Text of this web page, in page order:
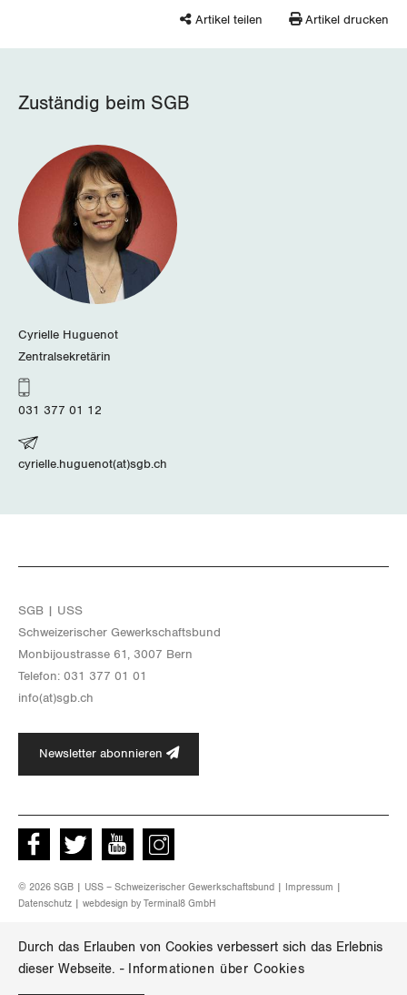
Durch das Erlauben von Cookies verbessert sich das Erlebnis
dieser Webseite. - Informationen über Cookies
Artikel teilen Artikel drucken
Zuständig beim SGB
Cyrielle Huguenot
Zentralsekretärin
031 377 01 12
cyrielle.huguenot(at)sgb.ch
SGB | USS
Schwei­ze­ri­scher Ge­werk­schafts­bund
Mon­bi­joustras­se 61, 3007 Bern
Te­le­fon: 031 377 01 01
info(at)​sgb.​ch
Newsletter abonnieren
Facebook Twitter Youtube instagram
© 2026 SGB | USS – Schweizerischer Gewerkschaftsbund | Impressum
Datenschutz | webdesign by Terminal8 GmbH